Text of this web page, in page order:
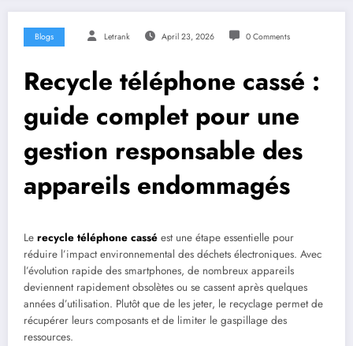
Blogs Letrank April 23, 2026 0 Comments
Recycle téléphone cassé :
guide complet pour une
gestion responsable des
appareils endommagés
Le recycle téléphone cassé est une étape essentielle pour
réduire l’impact environnemental des déchets électroniques. Avec
l’évolution rapide des smartphones, de nombreux appareils
deviennent rapidement obsolètes ou se cassent après quelques
années d’utilisation. Plutôt que de les jeter, le recyclage permet de
récupérer leurs composants et de limiter le gaspillage des
ressources.